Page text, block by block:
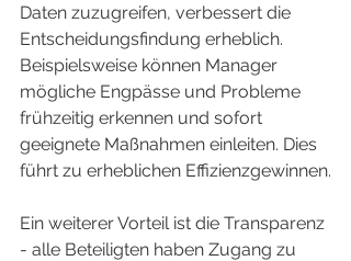
Daten zuzugreifen, verbessert die
Entscheidungsfindung erheblich.
Beispielsweise können Manager
mögliche Engpässe und Probleme
frühzeitig erkennen und sofort
geeignete Maßnahmen einleiten. Dies
führt zu erheblichen Effizienzgewinnen.
Ein weiterer Vorteil ist die Transparenz
- alle Beteiligten haben Zugang zu